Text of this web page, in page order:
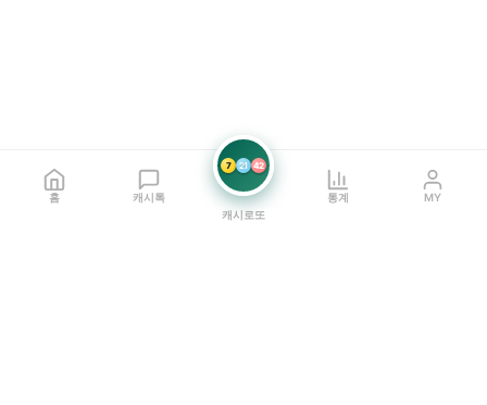
홈 캐시톡
7 21 42
캐시로또
통계 MY